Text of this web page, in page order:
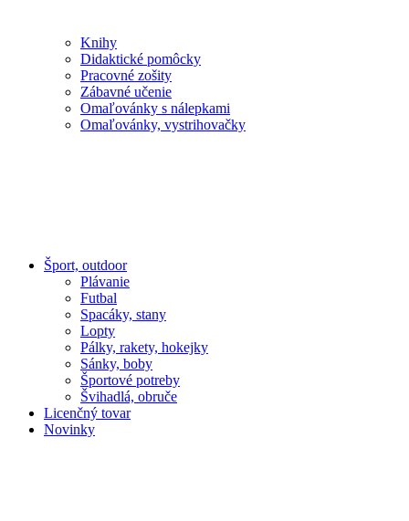
Knihy
Didaktické pomôcky
Pracovné zošity
Zábavné učenie
Omaľovánky s nálepkami
Omaľovánky, vystrihovačky
Šport, outdoor
Plávanie
Futbal
Spacáky, stany
Lopty
Pálky, rakety, hokejky
Sánky, boby
Športové potreby
Švihadlá, obruče
Licenčný tovar
Novinky